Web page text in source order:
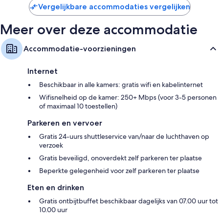
Vergelijkbare accommodaties vergelijken
Meer over deze accommodatie
Accommodatie-voorzieningen
Internet
Beschikbaar in alle kamers: gratis wifi en kabelinternet
Wifisnelheid op de kamer: 250+ Mbps (voor 3-5 personen
of maximaal 10 toestellen)
Parkeren en vervoer
Gratis 24-uurs shuttleservice van/naar de luchthaven op
verzoek
Gratis beveiligd, onoverdekt zelf parkeren ter plaatse
Beperkte gelegenheid voor zelf parkeren ter plaatse
Eten en drinken
Gratis ontbijtbuffet beschikbaar dagelijks van 07.00 uur tot
10.00 uur